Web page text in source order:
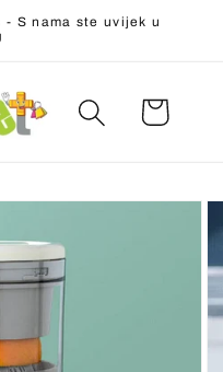
- S nama ste uvijek u